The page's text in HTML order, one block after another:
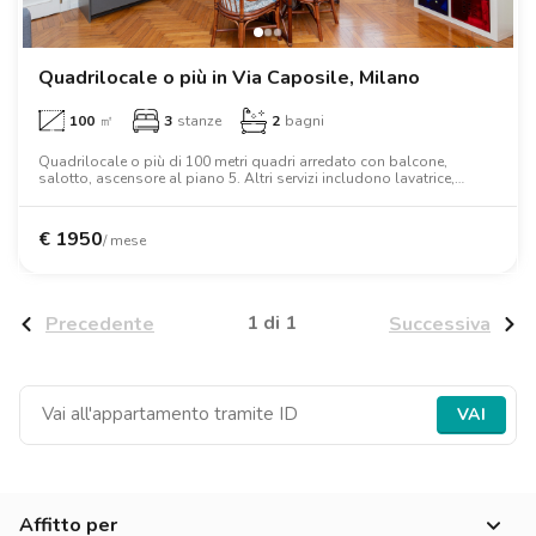
Ville
Loft
Ville
Loft
Ville
Loft
Ville
Loft
Ville
Loft
Ville
Loft
Firenze
Ville
Loft
Roma
Ville
Loft
Napoli
Ville
Loft
Catania
Ville
Loft
Padova
Ville
Loft
Quadrilocale o più in Via Caposile, Milano
100 ㎡ 3 stanze 2 bagni
Quadrilocale o più di 100 metri quadri arredato con balcone,
salotto, ascensore al piano 5. Altri servizi includono lavatrice,
€ 1950/ mese
Precedente 1 di 1 Successiva
VAI
Affitto per